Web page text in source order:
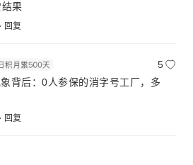
果
回复
5
背后：0人参保的消字号工厂，多
回复